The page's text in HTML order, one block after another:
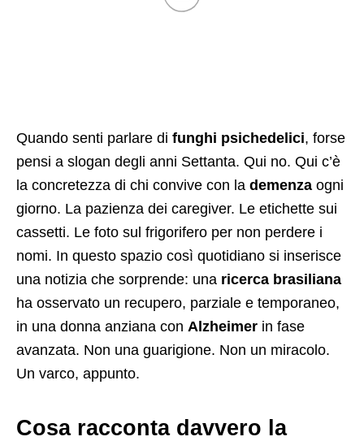
Quando senti parlare di funghi psichedelici, forse
pensi a slogan degli anni Settanta. Qui no. Qui c’è
la concretezza di chi convive con la demenza ogni
giorno. La pazienza dei caregiver. Le etichette sui
cassetti. Le foto sul frigorifero per non perdere i
nomi. In questo spazio così quotidiano si inserisce
una notizia che sorprende: una ricerca brasiliana
ha osservato un recupero, parziale e temporaneo,
in una donna anziana con Alzheimer in fase
avanzata. Non una guarigione. Non un miracolo.
Un varco, appunto.
Cosa racconta davvero la